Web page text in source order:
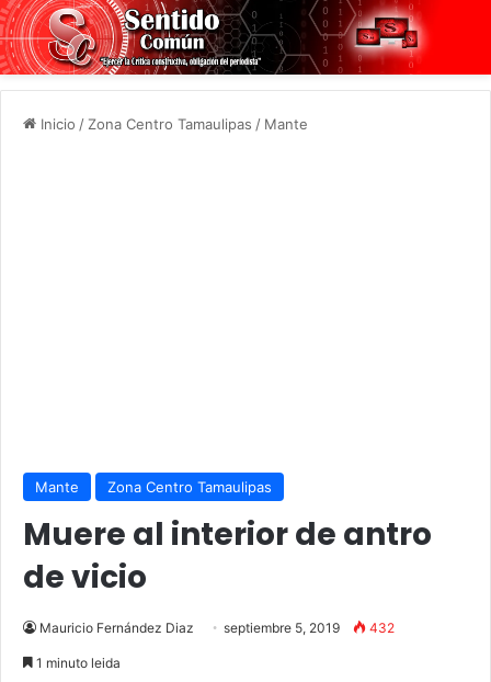
Inicio / Zona Centro Tamaulipas / Mante
Mante Zona Centro Tamaulipas
Muere al interior de antro
de vicio
Mauricio Fernández Diaz septiembre 5, 2019 432
1 minuto leida